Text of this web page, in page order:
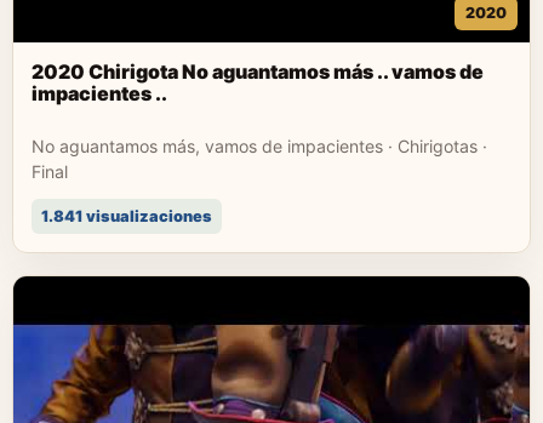
2020
2020 Chirigota No aguantamos más .. vamos de
impacientes ..
No aguantamos más, vamos de impacientes · Chirigotas ·
Final
1.841 visualizaciones